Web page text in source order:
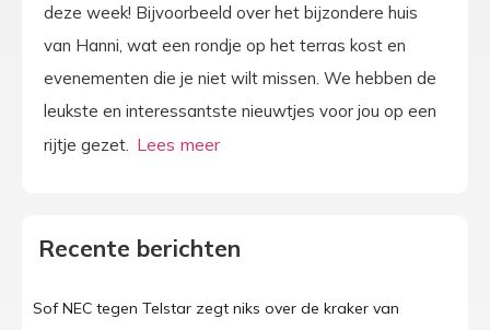
deze week! Bijvoorbeeld over het bijzondere huis
van Hanni, wat een rondje op het terras kost en
evenementen die je niet wilt missen. We hebben de
leukste en interessantste nieuwtjes voor jou op een
rijtje gezet.
Recente berichten
Sof NEC tegen Telstar zegt niks over de kraker van